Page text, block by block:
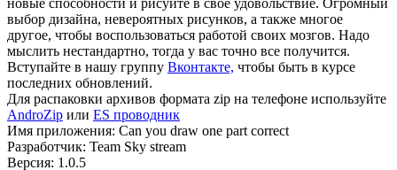
выбор дизайна, невероятных рисунков, а также многое
другое, чтобы воспользоваться работой своих мозгов. Надо
мыслить нестандартно, тогда у вас точно все получится.
Вступайте в нашу группу Вконтакте, чтобы быть в курсе
последних обновлений.
Для распаковки архивов формата zip на телефоне используйте
AndroZip или ES проводник
Имя приложения: Can you draw one part correct
Разработчик: Team Sky stream
Версия: 1.0.5